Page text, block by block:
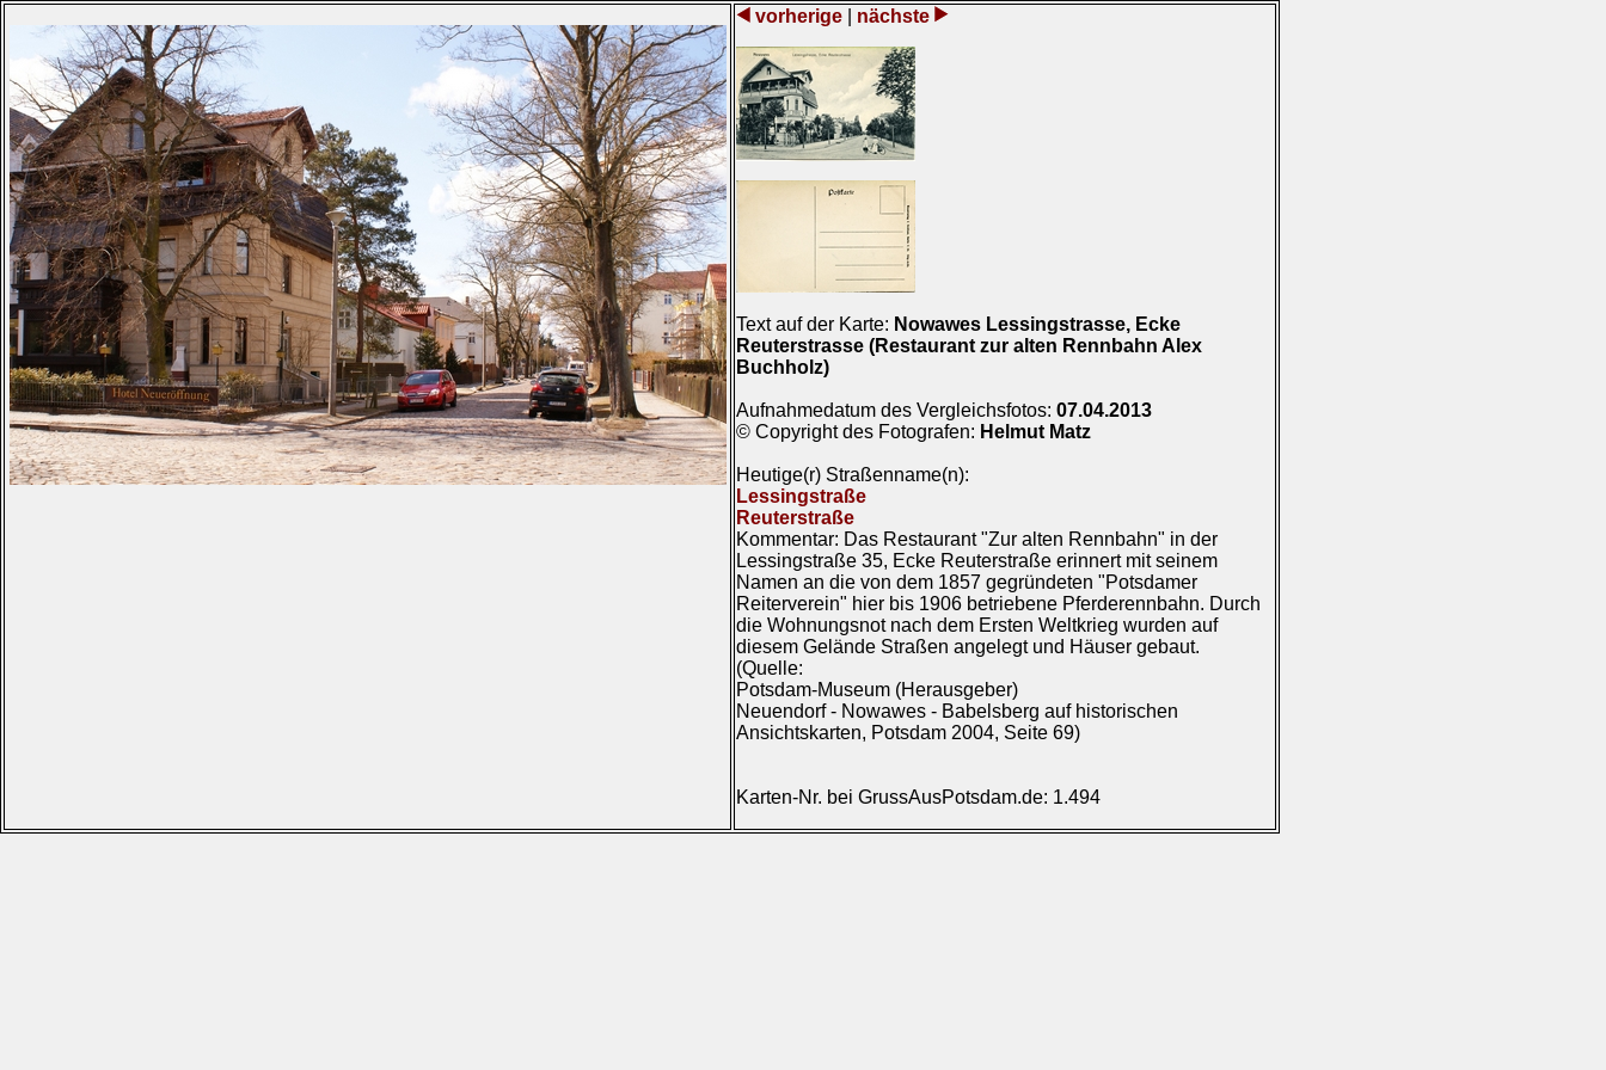
vorherige nächste
Text auf der Karte: Nowawes Lessingstrasse, Ecke
Reuterstrasse (Restaurant zur alten Rennbahn Alex
Buchholz)
Aufnahmedatum des Vergleichsfotos: 07.04.2013
© Copyright des Fotografen: Helmut Matz
Heutige(r) Straßenname(n):
Lessingstraße
Reuterstraße
Kommentar: Das Restaurant "Zur alten Rennbahn" in der
Lessingstraße 35, Ecke Reuterstraße erinnert mit seinem
Namen an die von dem 1857 gegründeten "Potsdamer
Reiterverein" hier bis 1906 betriebene Pferderennbahn. Durch
die Wohnungsnot nach dem Ersten Weltkrieg wurden auf
diesem Gelände Straßen angelegt und Häuser gebaut.
(Quelle:
Potsdam-Museum (Herausgeber)
Neuendorf - Nowawes - Babelsberg auf historischen
Ansichtskarten, Potsdam 2004, Seite 69)
Karten-Nr. bei GrussAusPotsdam.de: 1.494